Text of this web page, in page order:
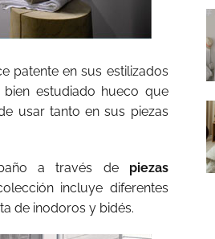
patente en sus estilizados
estudiado hueco que
usar tanto en sus piezas
a través de piezas
incluye diferentes
de inodoros y bidés.